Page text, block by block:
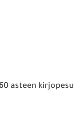
asteen kirjopesu